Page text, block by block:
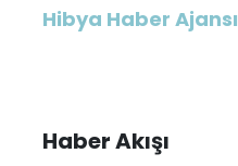
Hibya Haber Ajansı
Haber Akışı